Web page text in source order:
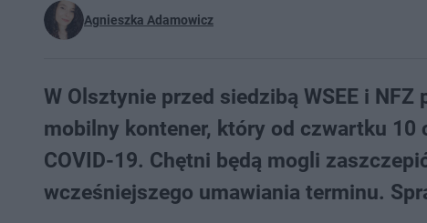
Agnieszka Adamowicz
W Olsztynie przed siedzibą WSEE i
mobilny kontener, który od czwartku 10
COVID-19. Chętni będą mogli
wcześniejszego umawiania terminu.